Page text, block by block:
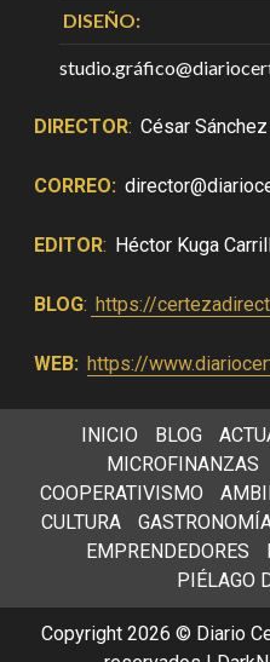
DISEÑO:
DIRECTOR: César
CORREO:
EDITOR: Héctor Kuga
BLOG: https://
WEB: https://
INICIO BLOG
MICROFINANZAS
COOPERATIVISMO
CULTURA
EMPRENDEDORES
PIÉLAGO
Copyright 2026 © Diario